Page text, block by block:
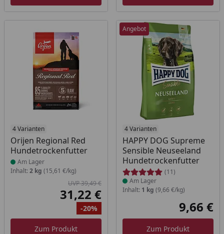
4 Varianten
Orijen Regional Red
Hundetrockenfutter
Produkt am Lager
Am Lager
Inhalt: 2 kg (15,61 €/kg)
Ursprünglicher Preis
UVP 39,49 €
Aktueller Preis
31,22 €
Rabatt
-20%
Zum Produkt
Angebot
4 Varianten
HAPPY DOG Supreme
Sensible Neuseeland
Hundetrockenfutter
(11)
Produkt am Lager
Am Lager
Inhalt: 1 kg (9,66 €/kg)
9,66 €
Zum Produkt